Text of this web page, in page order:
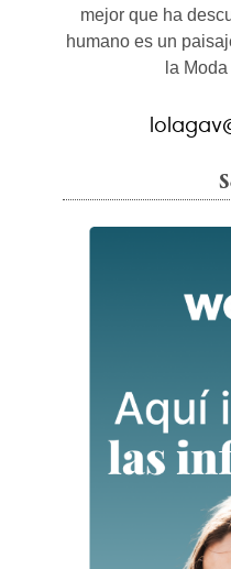
mejor que ha
humano es un
la